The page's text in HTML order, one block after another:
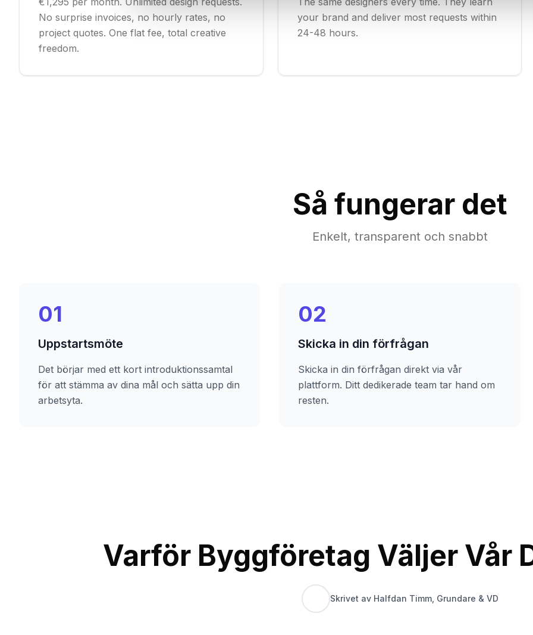
No surprise invoices, no hourly rates, no
project quotes. One flat fee, total creative
freedom.
your brand and deliver most requests within
24-48 hours.
Så fungerar det
Enkelt, transparent och snabbt
01
Uppstartsmöte
Det börjar med ett kort introduktionssamtal
för att stämma av dina mål och sätta upp din
arbetsyta.
02
Skicka in din förfrågan
Skicka in din förfrågan direkt via vår
plattform. Ditt dedikerade team tar hand om
resten.
Varför Byggföretag Väljer Vår
Skrivet av Halfdan Timm, Grundare & VD